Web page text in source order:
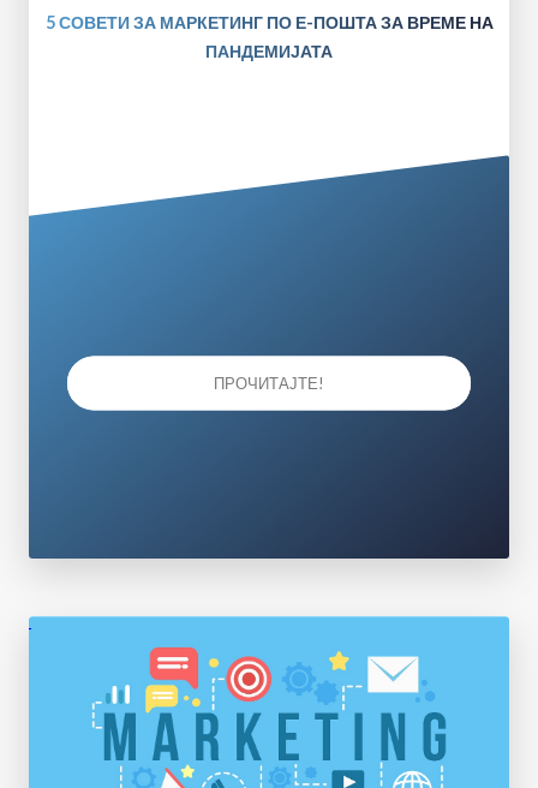
5 СОВЕТИ ЗА МАРКЕТИНГ ПО Е-ПОШТА ЗА ВРЕМЕ НА
ПАНДЕМИЈАТА
ПРОЧИТАЈТЕ!